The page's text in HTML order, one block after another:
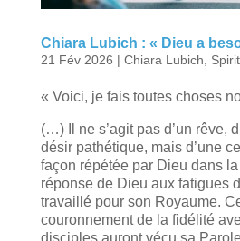
Chiara Lubich : « Dieu a
21 Fév 2026 | Chiara Lubich
« Voici, je fais toutes choses
(…) Il ne s’agit pas d’un rêve,
désir pathétique, mais d’une
façon répétée par Dieu dans
réponse de Dieu aux fatigues
travaillé pour son Royaume.
couronnement de la fidélité
disciples auront vécu sa